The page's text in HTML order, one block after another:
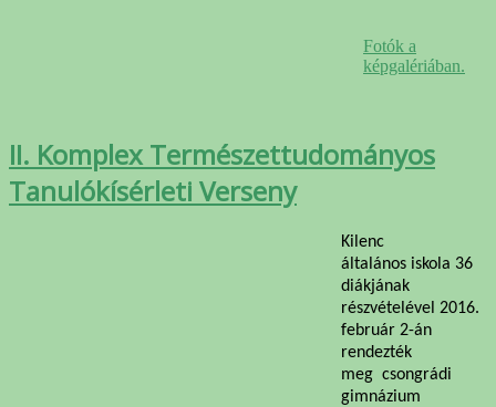
Fotók a
képgalériában.
II. Komplex Természettudományos
Tanulókísérleti Verseny
Kilenc
általános iskola 36
diákjának
részvételével 2016.
február 2-án
rendezték
meg csongrádi
gimnázium